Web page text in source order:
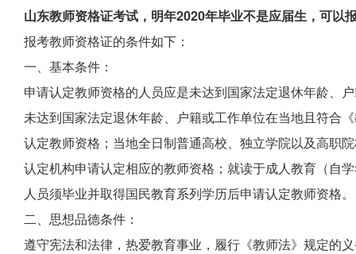
山东教师资格证考试，明年2020年毕业不是应届生，可以
报考教师资格证的条件如下：
一、基本条件：
申请认定教师资格的人员应是未达到国家法定退休年龄、
未达到国家法定退休年龄、户籍或工作单位在当地且符合
认定教师资格；当地全日制普通高校、独立学院以及高职
认定机构申请认定相应的教师资格；就读于成人教育（自
人员须毕业并取得国民教育系列学历后申请认定教师资格。
二、思想品德条件：
遵守宪法和法律，热爱教育事业，履行《教师法》规定的